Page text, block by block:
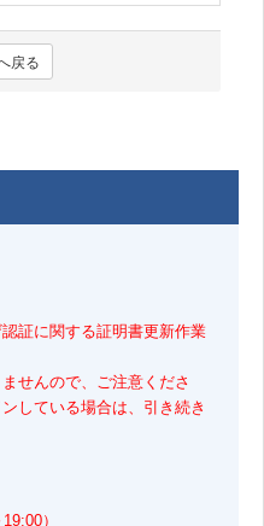
戻る
証に関する証明書更新作業
せんので、ご注意くださ
している場合は、引き続き
）